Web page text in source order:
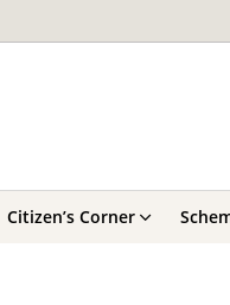
Citizen’s Corner